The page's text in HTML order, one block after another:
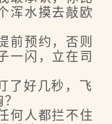
浑水摸去敲欧
预约，否则
一闪，立在司
好几秒，飞
人都拦不住